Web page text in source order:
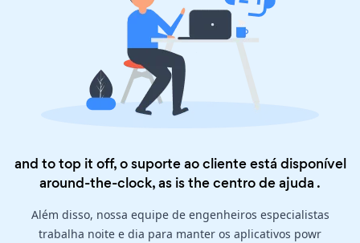
and to top it off, o suporte ao cliente está disponível
around-the-clock, as is thecentro de ajuda .
Além disso, nossa equipe de engenheiros especialistas
trabalha noite e dia para manter os aplicativos powr